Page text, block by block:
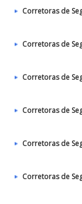
Corretoras de
Corretoras de
Corretoras de
Corretoras de
Corretoras de
Corretoras de